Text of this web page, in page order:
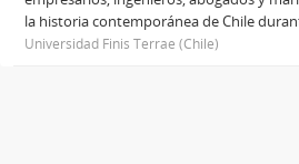
la historia contemporánea de Chile
Universidad Finis Terrae (Chile)